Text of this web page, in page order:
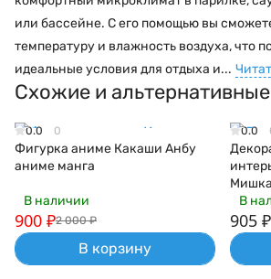
или бассейне. С его помощью вы
температуру и влажность воздуха, что
идеальные условия для отдыха и...
Схожие и
0.0 0
Фигурка аниме Какаши Анбу
аниме манга
В наличии
2 000₽
900 ₽
В корзину
0.0
Мишка
В
905 ₽